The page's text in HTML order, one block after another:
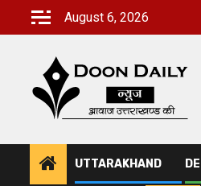
August 6, 2026
UTTARAKHAND